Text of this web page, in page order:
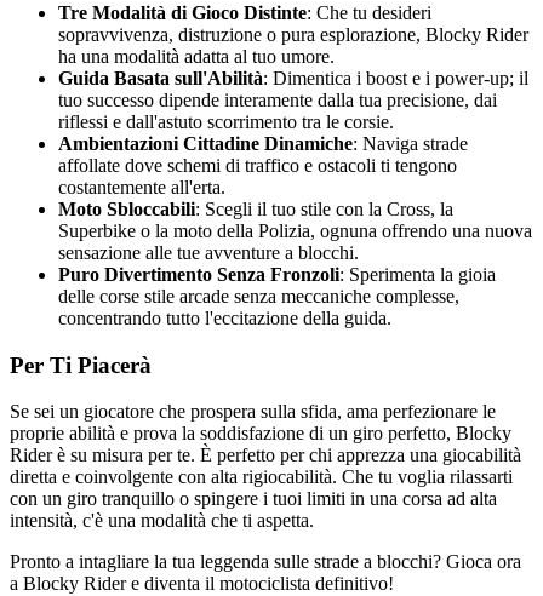
Tre Modalità di Gioco Distinte: Che tu desideri
sopravvivenza, distruzione o pura esplorazione, Blocky Rider
ha una modalità adatta al tuo umore.
Guida Basata sull'Abilità: Dimentica i boost e i power-up; il
tuo successo dipende interamente dalla tua precisione, dai
riflessi e dall'astuto scorrimento tra le corsie.
Ambientazioni Cittadine Dinamiche: Naviga strade
affollate dove schemi di traffico e ostacoli ti tengono
costantemente all'erta.
Moto Sbloccabili: Scegli il tuo stile con la Cross, la
Superbike o la moto della Polizia, ognuna offrendo una nuova
sensazione alle tue avventure a blocchi.
Puro Divertimento Senza Fronzoli: Sperimenta la gioia
delle corse stile arcade senza meccaniche complesse,
concentrando tutto l'eccitazione della guida.
Per Ti Piacerà
Se sei un giocatore che prospera sulla sfida, ama perfezionare le
proprie abilità e prova la soddisfazione di un giro perfetto, Blocky
Rider è su misura per te. È perfetto per chi apprezza una giocabilità
diretta e coinvolgente con alta rigiocabilità. Che tu voglia rilassarti
con un giro tranquillo o spingere i tuoi limiti in una corsa ad alta
intensità, c'è una modalità che ti aspetta.
Pronto a intagliare la tua leggenda sulle strade a blocchi? Gioca ora
a Blocky Rider e diventa il motociclista definitivo!